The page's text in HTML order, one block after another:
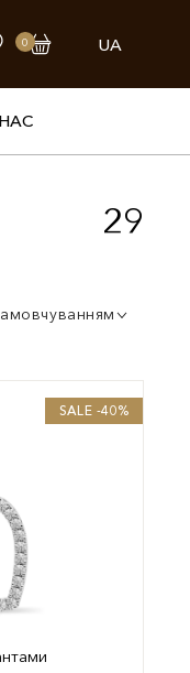
0 UA
29
SALE -40%